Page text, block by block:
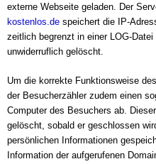
externe Webseite geladen. Der
kostenlos.de speichert die IP-
zeitlich begrenzt in einer LOG-
unwiderruflich gelöscht.
Um die korrekte Funktionsweise
der Besucherzähler zudem einen
Computer des Besuchers ab.
gelöscht, sobald er geschlossen
persönlichen Informationen
Information der aufgerufenen